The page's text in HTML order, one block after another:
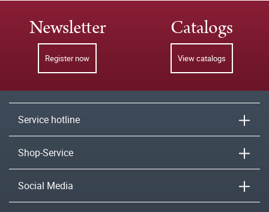
Newsletter
Register now
Catalogs
View catalogs
Service hotline
Shop-Service
Social Media